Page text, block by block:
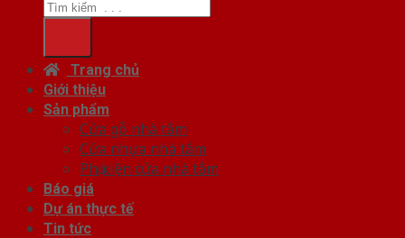
Trang chủ
Giới thiệu
Sản phẩm
Cửa gỗ nhà tắm
Cửa nhựa nhà tắm
Phụ kiện cửa nhà tắm
Báo giá
Dự án thực tế
Tin tức